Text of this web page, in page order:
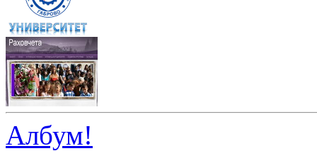
Албум!